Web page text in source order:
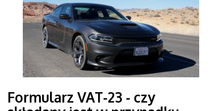
Formularz VAT-23 - czy